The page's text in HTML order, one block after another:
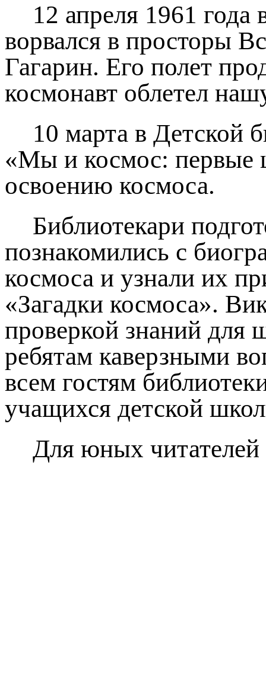
12 апреля 1961 года
ворвался в просторы
Гагарин. Его полет
космонавт облетел
10 марта в Детской
«Мы и космос: первые
освоению космоса.
Библиотекари
познакомились с
космоса и узнали их
«Загадки космоса».
проверкой знаний для
ребятам каверзными
всем гостям
учащихся детской
Для юных читателей